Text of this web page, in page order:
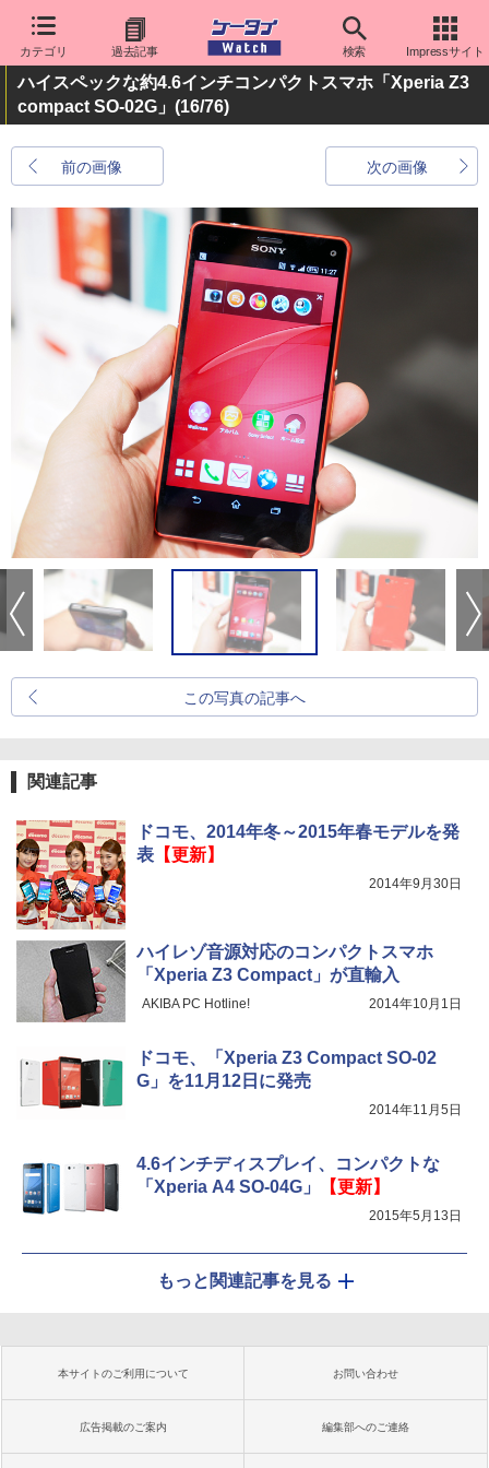
カテゴリ 過去記事 検索 Impressサイト
ハイスペックな約4.6インチコンパクトスマホ「Xperia Z3
compact SO-02G」 (16/76)
前の画像 次の画像
この写真の記事へ
関連記事
ドコモ、2014年冬～2015年春モデルを発
表【更新】
2014年9月30日
ハイレゾ音源対応のコンパクトスマホ
「Xperia Z3 Compact」が直輸入
AKIBA PC Hotline! 2014年10月1日
ドコモ、「Xperia Z3 Compact SO-02
G」を11月12日に発売
2014年11月5日
4.6インチディスプレイ、コンパクトな
「Xperia A4 SO-04G」
【更新】
2015年5月13日
もっと関連記事を見る
本サイトのご利用について お問い合わせ
広告掲載のご案内 編集部へのご連絡